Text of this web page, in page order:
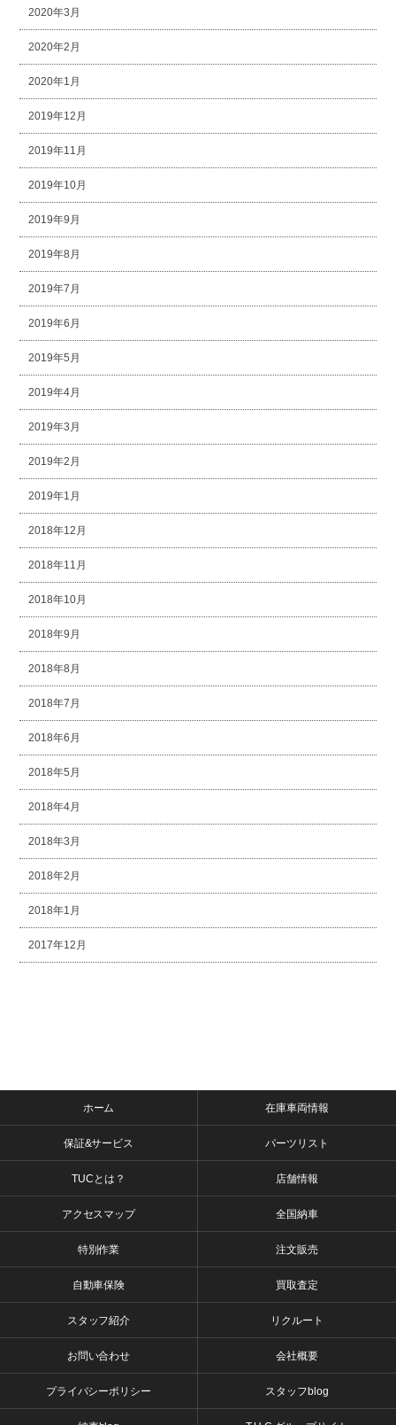
2020年3月
2020年2月
2020年1月
2019年12月
2019年11月
2019年10月
2019年9月
2019年8月
2019年7月
2019年6月
2019年5月
2019年4月
2019年3月
2019年2月
2019年1月
2018年12月
2018年11月
2018年10月
2018年9月
2018年8月
2018年7月
2018年6月
2018年5月
2018年4月
2018年3月
2018年2月
2018年1月
2017年12月
ホーム 在庫車両情報
保証&サービス パーツリスト
TUCとは？ 店舗情報
アクセスマップ 全国納車
特別作業 注文販売
自動車保険 買取査定
スタッフ紹介 リクルート
お問い合わせ 会社概要
プライバシーポリシー スタッフblog